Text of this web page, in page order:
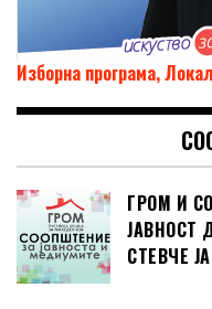
Изборна програма,
ГРОМ И
ЈАВНОСТ
СТЕВЧЕ